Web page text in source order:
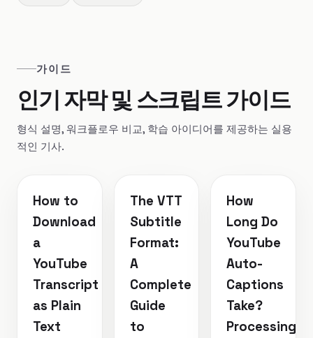
가이드
인기 자막 및 스크립트 가이드
형식 설명, 워크플로우 비교, 학습 아이디어를 제공하는 실용
적인 기사.
How to
Download
a
YouTube
Transcript
as Plain
Text
The VTT
Subtitle
Format:
A
Complete
Guide
to
How
Long Do
YouTube
Auto-
Captions
Take?
Processing